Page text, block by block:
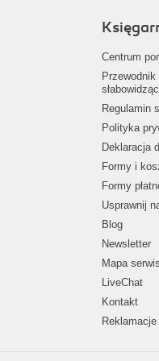
Centrum
Regulamin
Polityka
Deklaracja
Formy i
Formy
Usprawnij
Blog
Newsletter
Mapa
LiveChat
Kontakt